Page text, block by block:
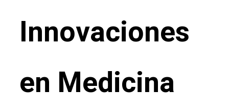
Innovaciones
en Medicina